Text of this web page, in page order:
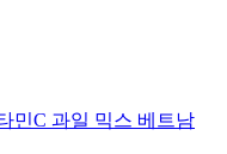
민C 과일 믹스 베트남